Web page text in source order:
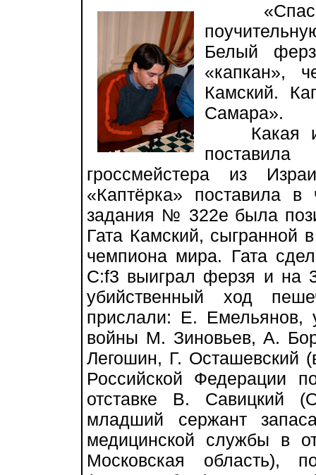
Белый
«капкан»,
Камский.
Самара».
Какая
гроссмейстера из
«Каптёрка» поставила
задания № 322е была
Гата Камский, сыгранной
чемпиона мира. Гата
С:f3 выиграл ферзя и на
убийственный ход
прислали: Е. Емельянов,
войны М. Зиновьев, А.
Легошин, Г. Осташевский
Российской Федерации
отставке В. Савицкий
младший сержант
медицинской службы в
Московская область),